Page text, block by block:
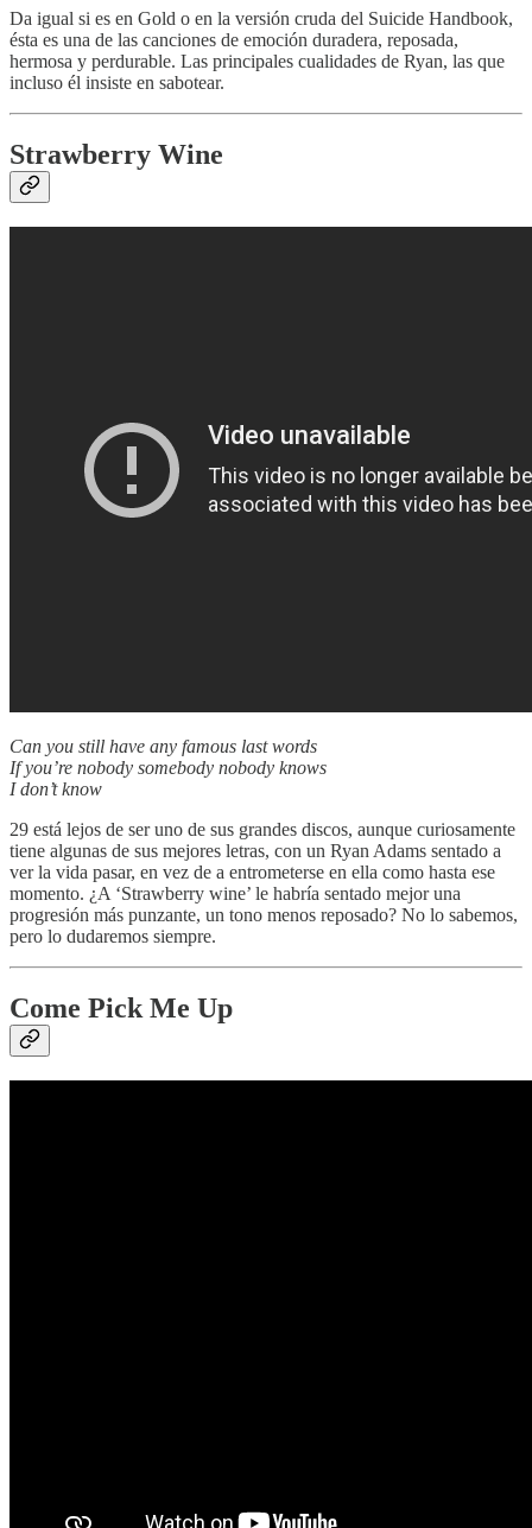
Da igual si es en Gold o en la versión cruda del Suicide Handbook,
ésta es una de las canciones de emoción duradera, reposada,
hermosa y perdurable. Las principales cualidades de Ryan, las que
incluso él insiste en sabotear.
Strawberry Wine
Can you still have any famous last words
If you’re nobody somebody nobody knows
I don’t know
29 está lejos de ser uno de sus grandes discos, aunque curiosamente
tiene algunas de sus mejores letras, con un Ryan Adams sentado a
ver la vida pasar, en vez de a entrometerse en ella como hasta ese
momento. ¿A ‘Strawberry wine’ le habría sentado mejor una
progresión más punzante, un tono menos reposado? No lo sabemos,
pero lo dudaremos siempre.
Come Pick Me Up